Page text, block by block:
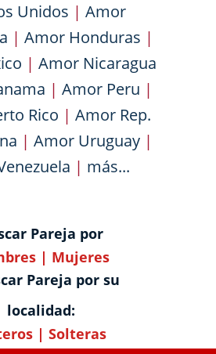
Unidos | Amor
| Amor Honduras |
| Amor Nicaragua
| Amor Peru |
Rico | Amor Rep.
| Amor Uruguay|
| más...
Pareja por
| Mujeres
Pareja por su
localidad:
| Solteras